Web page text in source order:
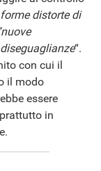
distorte di
“.
con cui il
il modo
essere
in